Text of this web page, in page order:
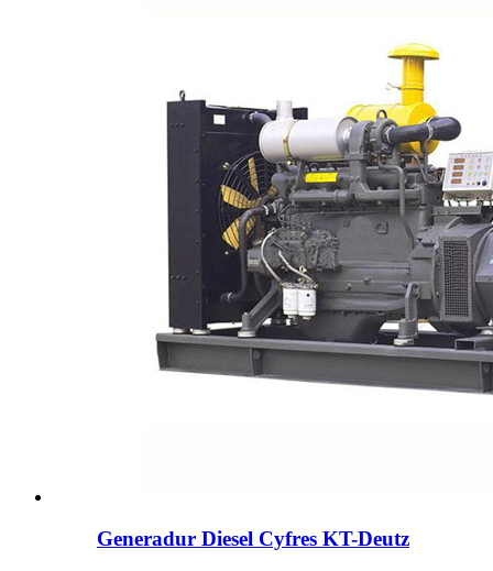
Generadur Diesel Cyfres KT-Deutz